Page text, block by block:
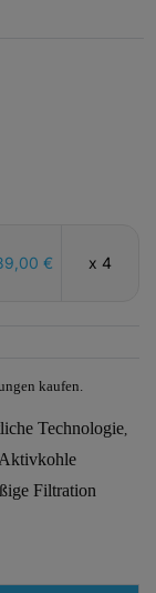
€ x 4
kaufen.
Technologie,
Filtration